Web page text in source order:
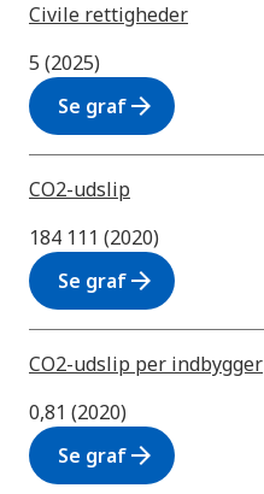
Civile rettigheder
5 (2025)
Se grafarrow_forward
CO2-udslip
184 111 (2020)
Se grafarrow_forward
CO2-udslip per indbygger
0,81 (2020)
Se grafarrow_forward